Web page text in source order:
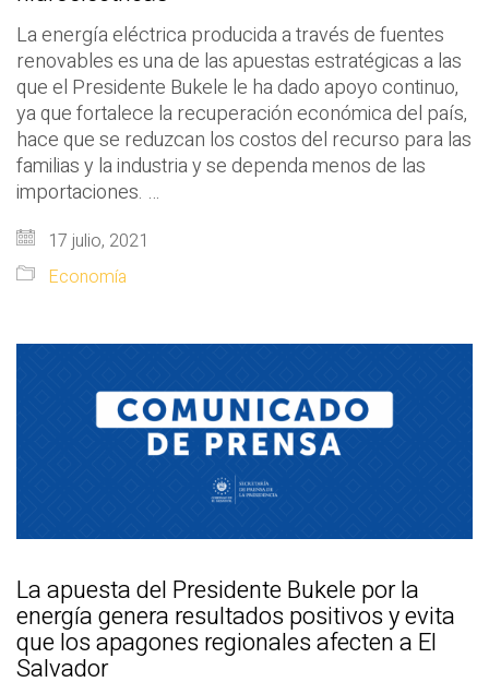
La energía eléctrica producida a través de fuentes
renovables es una de las apuestas estratégicas a las
que el Presidente Bukele le ha dado apoyo continuo,
ya que fortalece la recuperación económica del país,
hace que se reduzcan los costos del recurso para las
familias y la industria y se dependa menos de las
importaciones. …
17 julio, 2021
Economía
La apuesta del Presidente Bukele por la
energía genera resultados positivos y evita
que los apagones regionales afecten a El
Salvador